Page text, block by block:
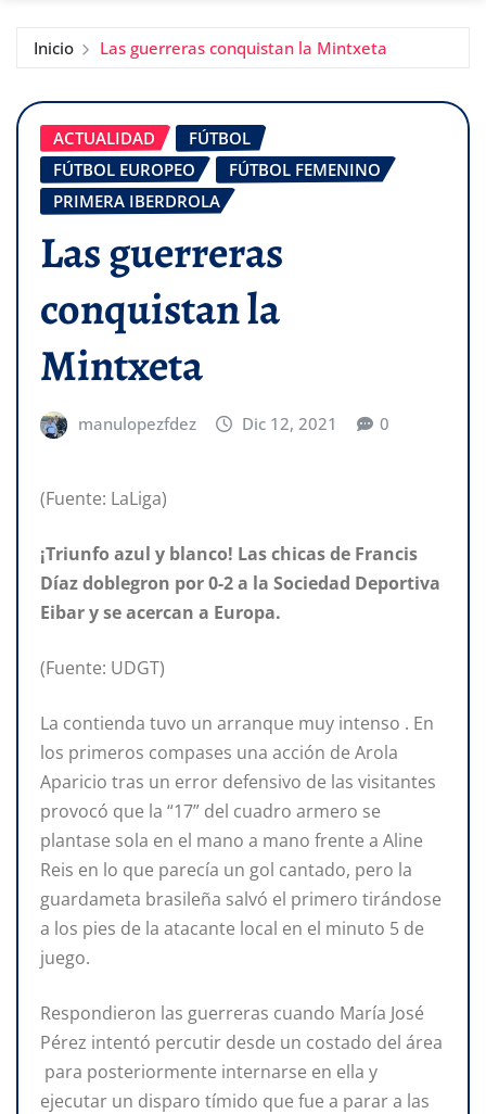
Inicio Las guerreras conquistan la Mintxeta
ACTUALIDAD
FÚTBOL
FÚTBOL EUROPEO
FÚTBOL FEMENINO
PRIMERA IBERDROLA
Las guerreras
conquistan la
Mintxeta
manulopezfdez Dic 12, 2021 0
(Fuente: LaLiga)
¡Triunfo azul y blanco! Las chicas de Francis
Díaz doblegron por 0-2 a la Sociedad Deportiva
Eibar y se acercan a Europa.
(Fuente: UDGT)
La contienda tuvo un arranque muy intenso . En
los primeros compases una acción de Arola
Aparicio tras un error defensivo de las visitantes
provocó que la “17” del cuadro armero se
plantase sola en el mano a mano frente a Aline
Reis en lo que parecía un gol cantado, pero la
guardameta brasileña salvó el primero tirándose
a los pies de la atacante local en el minuto 5 de
juego.
Respondieron las guerreras cuando María José
Pérez intentó percutir desde un costado del área
para posteriormente internarse en ella y
ejecutar un disparo tímido que fue a parar a las